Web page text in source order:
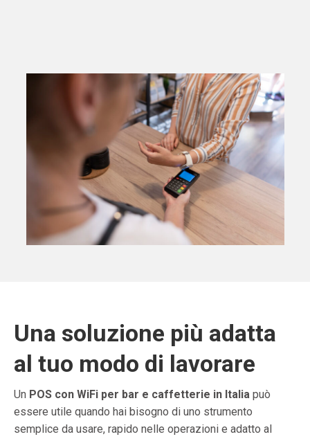
Una soluzione più adatta
al tuo modo di lavorare
Un POS con WiFi per bar e caffetterie in Italia può
essere utile quando hai bisogno di uno strumento
semplice da usare, rapido nelle operazioni e adatto al